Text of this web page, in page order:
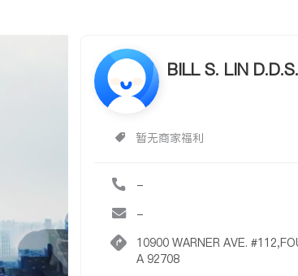
BILL S. LIN
暂无商家福利
-
-
10900 WARNER AVE.
A 92708